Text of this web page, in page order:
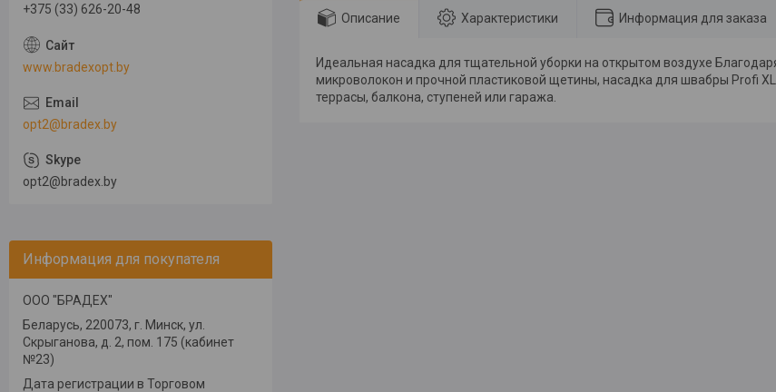
Описание Характеристики Информация для заказа
Идеальная насадка для тщательной уборки на открытом воздухе
микроволокон и прочной пластиковой щетины, насадка для швабры Profi
террасы, балкона, ступеней или гаража.
+375 (33) 626-20-48
www.bradexopt.by
opt2@bradex.by
opt2@bradex.by
Информация для покупателя
ООО "БРАДЕХ"
Беларусь, 220073, г. Минск, ул.
Скрыганова, д. 2, пом. 175 (кабинет
№23)
Дата регистрации в Торговом